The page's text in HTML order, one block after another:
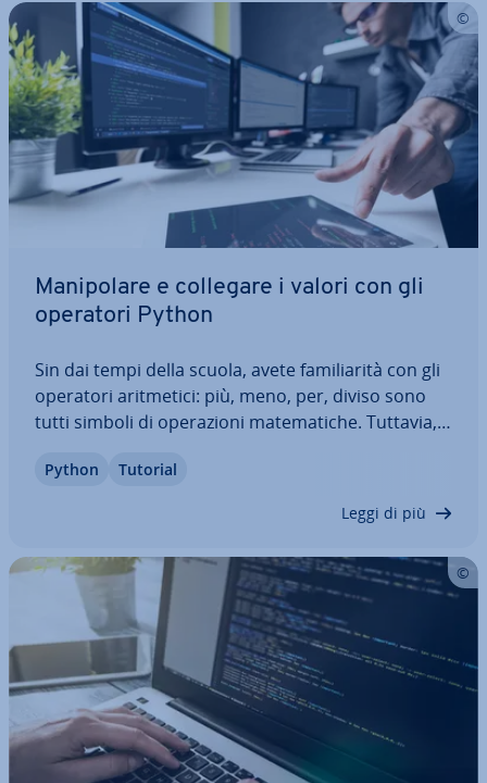
Ma­ni­po­la­re e collegare i valori con gli
operatori Python
Sin dai tempi della scuola, avete fa­mi­lia­ri­tà con gli
operatori arit­me­ti­ci: più, meno, per, diviso sono
tutti simboli di ope­ra­zio­ni ma­te­ma­ti­che. Tuttavia,
conosce molti più operatori. È possibile elaborare
Python Tutorial
Leggi di più